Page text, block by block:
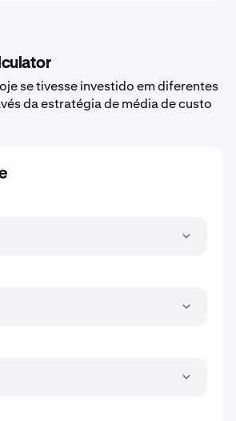
se tivesse investido em diferentes
da estratégia de média de custo